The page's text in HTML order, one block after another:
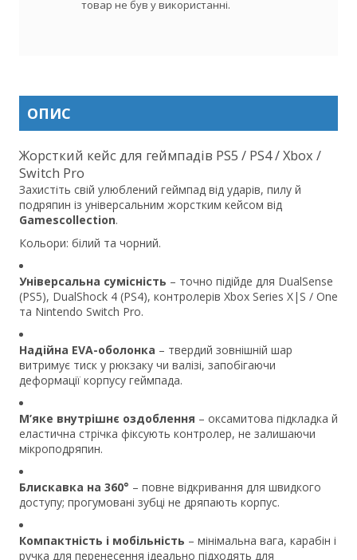
товар не був у використанні.
ОПИС
Жорсткий кейс для геймпадів PS5 / PS4 / Xbox /
Switch Pro
Захистіть свій улюблений геймпад від ударів, пилу й
подряпин із універсальним жорстким кейсом від
Gamescollection.
Кольори: білий та чорний.
Універсальна сумісність – точно підійде для DualSense
(PS5), DualShock 4 (PS4), контролерів Xbox Series X|S / One
та Nintendo Switch Pro.
Надійна EVA-оболонка – твердий зовнішній шар
витримує тиск у рюкзаку чи валізі, запобігаючи
деформації корпусу геймпада.
М’яке внутрішнє оздоблення – оксамитова підкладка й
еластична стрічка фіксують контролер, не залишаючи
мікроподряпин.
Блискавка на 360° – повне відкривання для швидкого
доступу; прогумовані зубці не дряпають корпус.
Компактність і мобільність – мінімальна вага, карабін і
ручка для перенесення ідеально підходять для